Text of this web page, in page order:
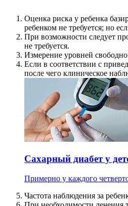
Оценка риска у ребенка
ребенком не требуется; но
При возможности следует
не требуется.
Измерение уровней
Если в соответствии с
после чего клиническое
Сахарный диабет у
Примерно у каждого
Частота наблюдения за